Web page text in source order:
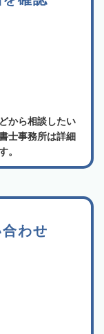
から相談したい
士事務所は詳細
。
わせ